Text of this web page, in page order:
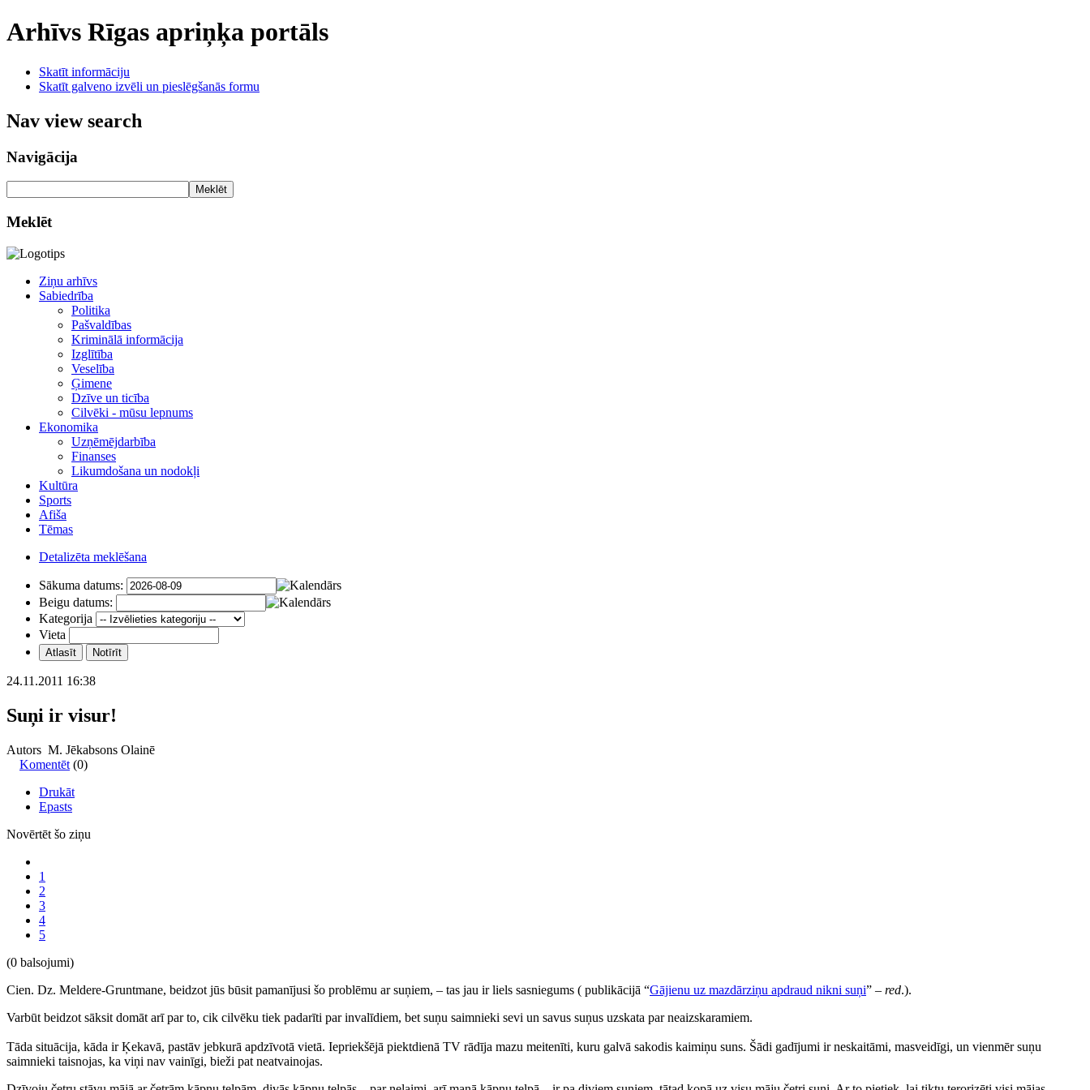
Arhīvs Rīgas apriņķa portāls
Skatīt informāciju
Skatīt galveno izvēli un pieslēgšanās formu
Nav view search
Navigācija
Meklēt
Meklēt
Ziņu arhīvs
Sabiedrība
Politika
Pašvaldības
Kriminālā informācija
Izglītība
Veselība
Ģimene
Dzīve un ticība
Cilvēki - mūsu lepnums
Ekonomika
Uzņēmējdarbība
Finanses
Likumdošana un nodokļi
Kultūra
Sports
Afiša
Tēmas
Detalizēta meklēšana
Sākuma datums:
Beigu datums:
Kategorija
Vieta
24.11.2011 16:38
Suņi ir visur!
Autors M. Jēkabsons Olainē
Komentēt (0)
Drukāt
Epasts
Novērtēt šo ziņu
1
2
3
4
5
(0 balsojumi)
Cien. Dz. Meldere-Gruntmane, beidzot jūs būsit pamanījusi šo problēmu ar suņiem, – tas jau ir liels sasniegums ( publikācijā “Gājienu uz mazdārziņu apdraud nikni suņi” – red.).
Varbūt beidzot sāksit domāt arī par to, cik cilvēku tiek padarīti par invalīdiem, bet suņu saimnieki sevi un savus suņus uzskata par neaizskaramiem.
Tāda situācija, kāda ir Ķekavā, pastāv jebkurā apdzīvotā vietā. Iepriekšējā piektdienā TV rādīja mazu meitenīti, kuru galvā sakodis kaimiņu suns. Šādi gadījumi ir neskaitāmi, masveidīgi, un vienmēr suņu
saimnieki taisnojas, ka viņi nav vainīgi, bieži pat neatvainojas.